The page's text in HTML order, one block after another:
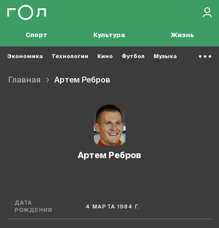
Спорт Культура Жизнь
Экономика Технологии Кино Футбол Музыка
Главная Артем Ребров
Артем Ребров
ДАТА
РОЖДЕНИЯ
4 МАРТА 1984 Г.